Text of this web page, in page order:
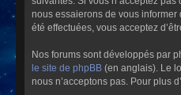
nous essaierons de vous
été effectuées, vous acceptez
Nos forums sont développés par
le site de phpBB (en anglais). Le
nous n’acceptons pas. Pour plus